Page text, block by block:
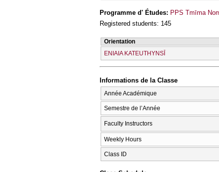
Programme d' Études: PPS Tmīma
Registered students: 145
Orientation
ENIAIA KATEUTHYNSĪ
Informations de la Classe
Année Académique
Semestre de l’Année
Faculty Instructors
Weekly Hours
Class ID